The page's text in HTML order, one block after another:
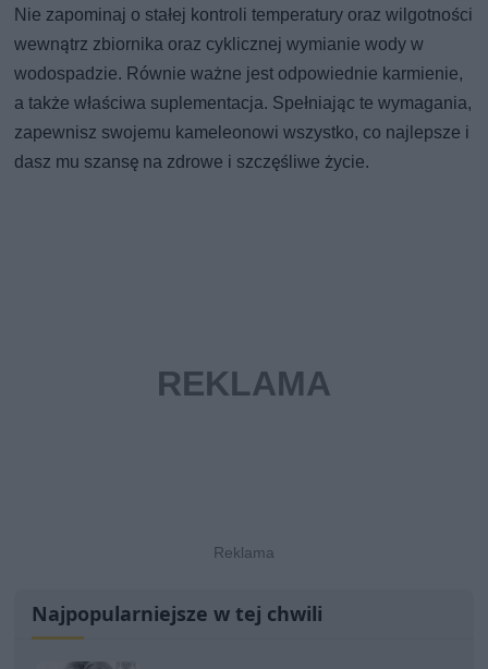
Nie zapominaj o stałej kontroli temperatury oraz wilgotności
wewnątrz zbiornika oraz cyklicznej wymianie wody w
wodospadzie. Równie ważne jest odpowiednie karmienie,
a także właściwa suplementacja. Spełniając te wymagania,
zapewnisz swojemu kameleonowi wszystko, co najlepsze i
dasz mu szansę na zdrowe i szczęśliwe życie.
Najpopularniejsze w tej chwili